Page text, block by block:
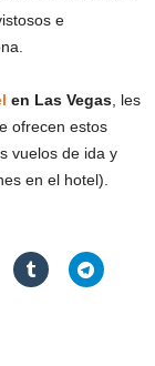
e
en Las Vegas, les
ofrecen estos
vuelos de ida y
en el hotel).